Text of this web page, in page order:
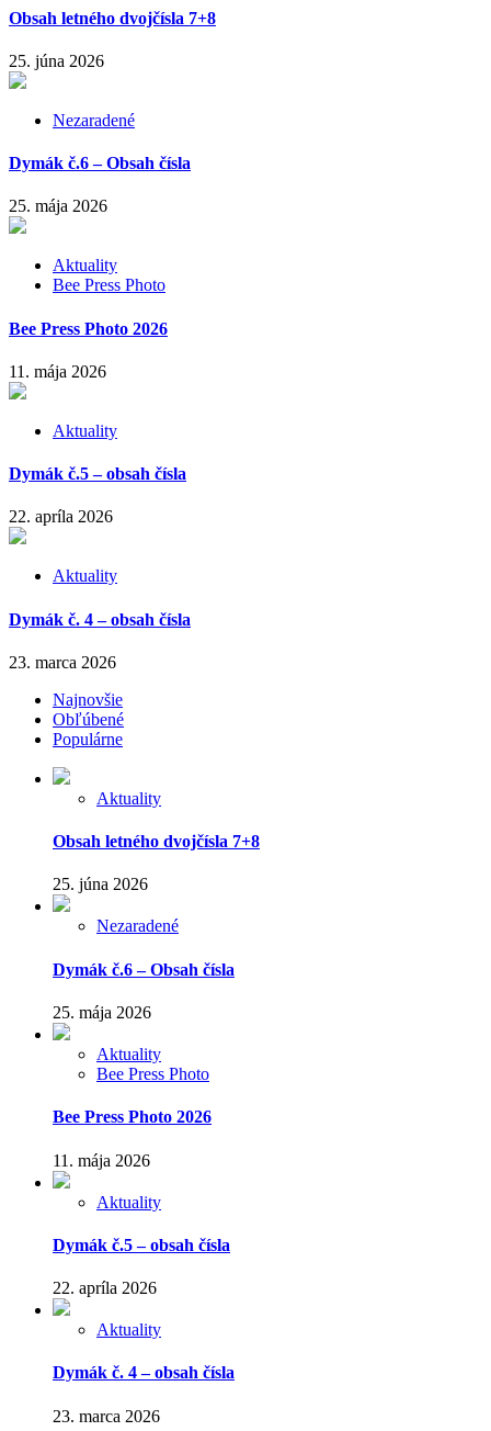
Obsah letného dvojčísla 7+8
25. júna 2026
Nezaradené
Dymák č.6 – Obsah čísla
25. mája 2026
Aktuality
Bee Press Photo
Bee Press Photo 2026
11. mája 2026
Aktuality
Dymák č.5 – obsah čísla
22. apríla 2026
Aktuality
Dymák č. 4 – obsah čísla
23. marca 2026
Najnovšie
Obľúbené
Populárne
Aktuality
Obsah letného dvojčísla 7+8
25. júna 2026
Nezaradené
Dymák č.6 – Obsah čísla
25. mája 2026
Aktuality
Bee Press Photo
Bee Press Photo 2026
11. mája 2026
Aktuality
Dymák č.5 – obsah čísla
22. apríla 2026
Aktuality
Dymák č. 4 – obsah čísla
23. marca 2026